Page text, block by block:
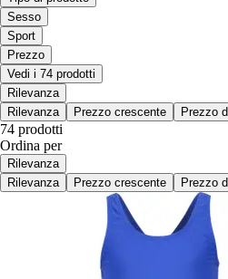
Sesso
Sport
Prezzo
Vedi i 74 prodotti
Rilevanza
Rilevanza
Prezzo crescente Prezzo
74 prodotti
Ordina per
Rilevanza
Rilevanza
Prezzo crescente Prezzo